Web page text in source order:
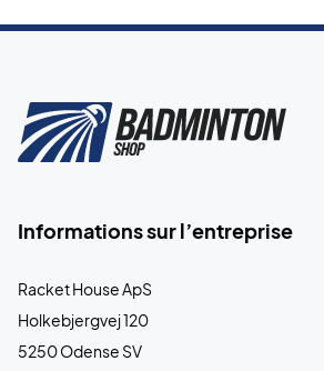
Informations sur l’entreprise
Racket House ApS
Holkebjergvej 120
5250 Odense SV